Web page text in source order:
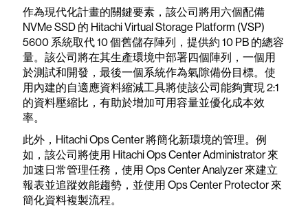
作為現代化計畫的關鍵要素，該公司將用六個配備
NVMe SSD 的 Hitachi Virtual Storage Platform (VSP)
5600 系統取代 10 個舊儲存陣列，提供約 10 PB 的總容
量。該公司將在其生產環境中部署四個陣列，一個用
於測試和開發，最後一個系統作為氣隙備份目標。使
用內建的自適應資料縮減工具將使該公司能夠實現 2:1
的資料壓縮比，有助於增加可用容量並優化成本效
率。
此外，Hitachi Ops Center 將簡化新環境的管理。例
如，該公司將使用 Hitachi Ops Center Administrator 來
加速日常管理任務，使用 Ops Center Analyzer 來建立
報表並追蹤效能趨勢，並使用 Ops Center Protector 來
簡化資料複製流程。